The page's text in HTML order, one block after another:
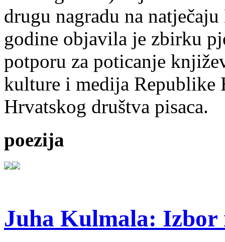
drugu nagradu na
godine objavila je zbirku
potporu za poticanje
kulture i medija Republike
Hrvatskog društva pisaca.
poezija
Juha Kulmala: Izbor